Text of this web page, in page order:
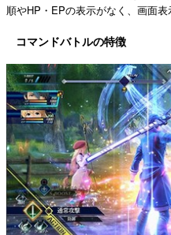
順やHP・EPの表示がなく、画面表
コマンドバトルの特徴